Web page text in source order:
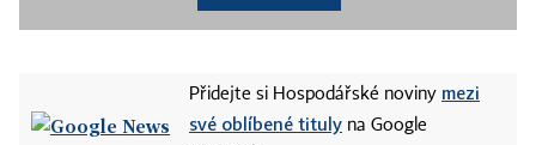
Přidejte si Hospodářské noviny mezi
své oblíbené tituly na Google